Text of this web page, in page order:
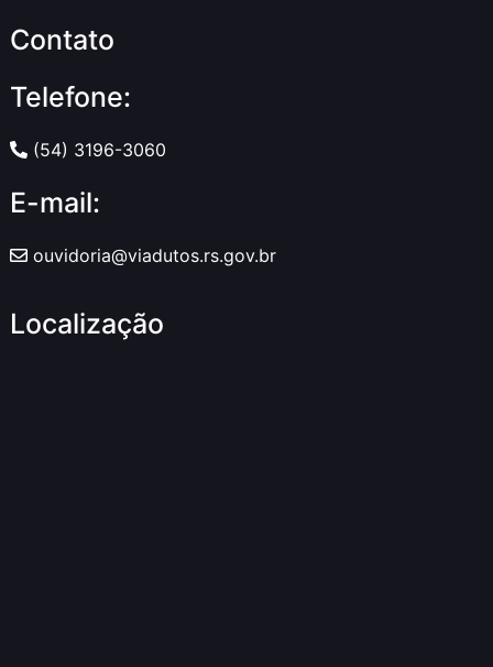
Contato
Telefone:
(54) 3196-3060
E-mail:
ouvidoria@viadutos.rs.gov.br
Localização